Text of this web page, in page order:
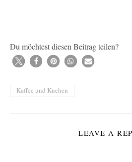
Du möchtest diesen Beitrag teilen?
Kaffee und Kuchen
LEAVE A